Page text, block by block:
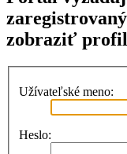
zobraziť
Užívateľské meno:
Heslo: